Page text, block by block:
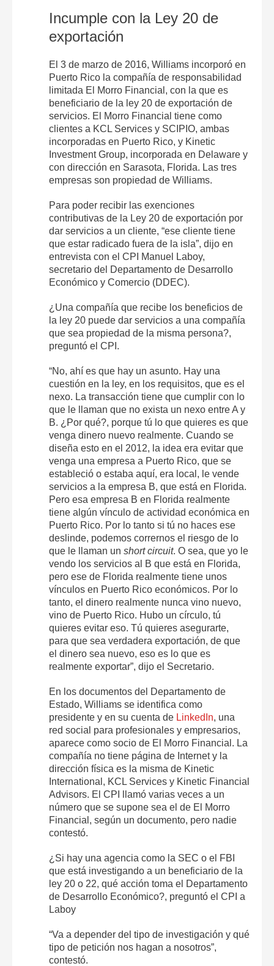
Incumple con la Ley 20 de
exportación
El 3 de marzo de 2016, Williams incorporó en
Puerto Rico la compañía de responsabilidad
limitada El Morro Financial, con la que es
beneficiario de la ley 20 de exportación de
servicios. El Morro Financial tiene como
clientes a KCL Services y SCIPIO, ambas
incorporadas en Puerto Rico, y Kinetic
Investment Group, incorporada en Delaware y
con dirección en Sarasota, Florida. Las tres
empresas son propiedad de Williams.
Para poder recibir las exenciones
contributivas de la Ley 20 de exportación por
dar servicios a un cliente, “ese cliente tiene
que estar radicado fuera de la isla”, dijo en
entrevista con el CPI Manuel Laboy,
secretario del Departamento de Desarrollo
Económico y Comercio (DDEC).
¿Una compañía que recibe los beneficios de
la ley 20 puede dar servicios a una compañía
que sea propiedad de la misma persona?,
preguntó el CPI.
“No, ahí es que hay un asunto. Hay una
cuestión en la ley, en los requisitos, que es el
nexo. La transacción tiene que cumplir con lo
que le llaman que no exista un nexo entre A y
B. ¿Por qué?, porque tú lo que quieres es que
venga dinero nuevo realmente. Cuando se
diseña esto en el 2012, la idea era evitar que
venga una empresa a Puerto Rico, que se
estableció o estaba aquí, era local, le vende
servicios a la empresa B, que está en Florida.
Pero esa empresa B en Florida realmente
tiene algún vínculo de actividad económica en
Puerto Rico. Por lo tanto si tú no haces ese
deslinde, podemos corrernos el riesgo de lo
que le llaman un short circuit. O sea, que yo le
vendo los servicios al B que está en Florida,
pero ese de Florida realmente tiene unos
vínculos en Puerto Rico económicos. Por lo
tanto, el dinero realmente nunca vino nuevo,
vino de Puerto Rico. Hubo un círculo, tú
quieres evitar eso. Tú quieres asegurarte,
para que sea verdadera exportación, de que
el dinero sea nuevo, eso es lo que es
realmente exportar”, dijo el Secretario.
En los documentos del Departamento de
Estado, Williams se identifica como
presidente y en su cuenta de LinkedIn, una
red social para profesionales y empresarios,
aparece como socio de El Morro Financial. La
compañía no tiene página de Internet y la
dirección física es la misma de Kinetic
International, KCL Services y Kinetic Financial
Advisors. El CPI llamó varias veces a un
número que se supone sea el de El Morro
Financial, según un documento, pero nadie
contestó.
¿Si hay una agencia como la SEC o el FBI
que está investigando a un beneficiario de la
ley 20 o 22, qué acción toma el Departamento
de Desarrollo Económico?, preguntó el CPI a
Laboy
“Va a depender del tipo de investigación y qué
tipo de petición nos hagan a nosotros”,
contestó.